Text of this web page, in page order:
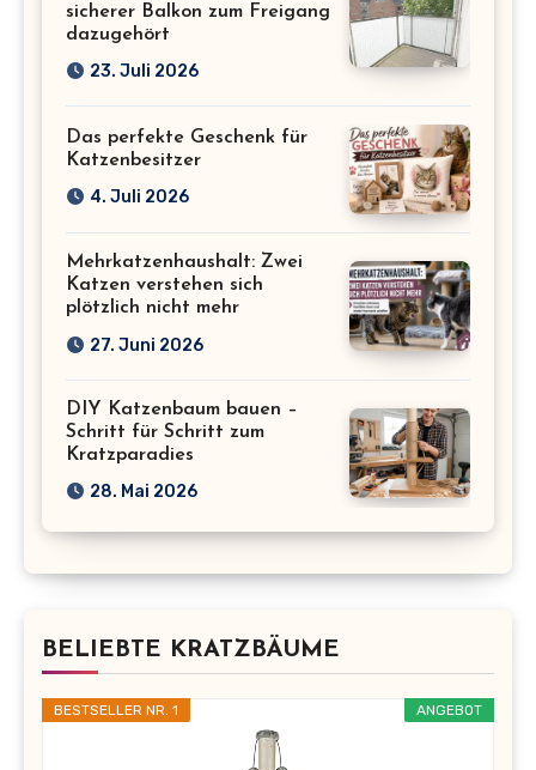
sicherer Balkon zum Freigang
dazugehört
23. Juli 2026
Das perfekte Geschenk für
Katzenbesitzer
4. Juli 2026
Mehrkatzenhaushalt: Zwei
Katzen verstehen sich
plötzlich nicht mehr
27. Juni 2026
DIY Katzenbaum bauen –
Schritt für Schritt zum
Kratzparadies
28. Mai 2026
BELIEBTE KRATZBÄUME
ANGEBOT
BESTSELLER NR. 1